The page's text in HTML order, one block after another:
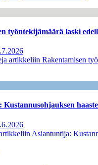
työntekijämäärä laski
artikkeliin Rakentamisen
Asiantuntija: